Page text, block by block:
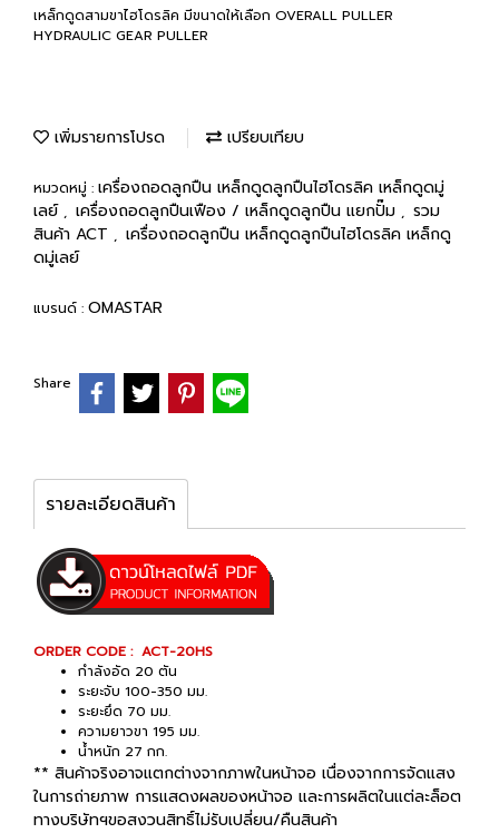
เหล็กดูดสามขาไฮโดรลิค มีขนาดให้เลือก OVERALL PULLER
HYDRAULIC GEAR PULLER
เพิ่มรายการโปรด เปรียบเทียบ
หมวดหมู่ : เครื่องถอดลูกปืน เหล็กดูดลูกปืนไฮโดรลิค เหล็กดูดมู่
เลย์ , เครื่องถอดลูกปืนเฟือง / เหล็กดูดลูกปืน แยกปั๊ม , รวม
สินค้า ACT , เครื่องถอดลูกปืน เหล็กดูดลูกปืนไฮโดรลิค เหล็กดู
ดมู่เลย์
แบรนด์ : OMASTAR
Share
รายละเอียดสินค้า
ORDER CODE : ACT-20HS
กำลังอัด 20 ตัน
ระยะจับ 100-350 มม.
ระยะยึด 70 มม.
ความยาวขา 195 มม.
น้ำหนัก 27 กก.
** สินค้าจริงอาจแตกต่างจากภาพในหน้าจอ เนื่องจากการจัดแสง
ในการถ่ายภาพ การแสดงผลของหน้าจอ และการผลิตในแต่ละล็อต
ทางบริษัทฯขอสงวนสิทธิ์ไม่รับเปลี่ยน/คืนสินค้า